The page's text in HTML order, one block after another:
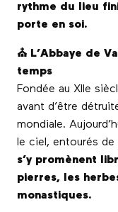
rythme du lieu
porte en soi.
⛪ L’Abbaye de
temps
Fondée au XIIe
avant d’être
mondiale.
le ciel, entourés
s’y promènent
pierres, les
monastiques.